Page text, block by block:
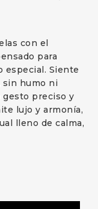
con el
para
especial. Siente
sin humo ni
gesto preciso y
lujo y armonía,
lleno de calma,